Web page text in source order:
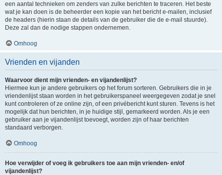
een aantal technieken om zenders van zulke berichten te traceren. Het beste
wat je kan doen is de beheerder een kopie van het bericht e-mailen, inclusief
de headers (hierin staan de details van de gebruiker die de e-mail stuurde).
Deze zal dan de nodige stappen ondernemen.
Omhoog
Vrienden en vijanden
Waarvoor dient mijn vrienden- en vijandenlijst?
Hiermee kun je andere gebruikers op het forum sorteren. Gebruikers die in je
vriendenlijst staan worden in het gebruikerspaneel weergegeven zodat je snel
kunt controleren of ze online zijn, of een privébericht kunt sturen. Tevens is het
mogelijk dat hun berichten, in je huidige stijl, gemarkeerd worden. Als je een
gebruiker aan je vijandenlijst toevoegt, worden zijn of haar berichten
standaard verborgen.
Omhoog
Hoe verwijder of voeg ik gebruikers toe aan mijn vrienden- en/of
vijandenlijst?